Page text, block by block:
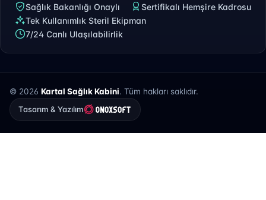
Sağlık Bakanlığı Onaylı
Sertifikalı Hemşire Kadrosu
Tek Kullanımlık Steril Ekipman
7/24 Canlı Ulaşılabilirlik
© 2026 Kartal Sağlık Kabini. Tüm hakları saklıdır.
Tasarım & Yazılım